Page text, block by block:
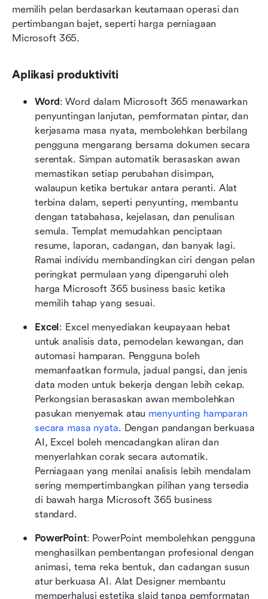
memilih pelan berdasarkan keutamaan operasi dan
pertimbangan bajet, seperti harga perniagaan
Microsoft 365.
Aplikasi produktiviti
Word: Word dalam Microsoft 365 menawarkan
penyuntingan lanjutan, pemformatan pintar, dan
kerjasama masa nyata, membolehkan berbilang
pengguna mengarang bersama dokumen secara
serentak. Simpan automatik berasaskan awan
memastikan setiap perubahan disimpan,
walaupun ketika bertukar antara peranti. Alat
terbina dalam, seperti penyunting, membantu
dengan tatabahasa, kejelasan, dan penulisan
semula. Templat memudahkan penciptaan
resume, laporan, cadangan, dan banyak lagi.
Ramai individu membandingkan ciri dengan pelan
peringkat permulaan yang dipengaruhi oleh
harga Microsoft 365 business basic ketika
memilih tahap yang sesuai.
Excel: Excel menyediakan keupayaan hebat
untuk analisis data, pemodelan kewangan, dan
automasi hamparan. Pengguna boleh
memanfaatkan formula, jadual pangsi, dan jenis
data moden untuk bekerja dengan lebih cekap.
Perkongsian berasaskan awan membolehkan
pasukan menyemak atau menyunting hamparan
secara masa nyata. Dengan pandangan berkuasa
AI, Excel boleh mencadangkan aliran dan
menyerlahkan corak secara automatik.
Perniagaan yang menilai analisis lebih mendalam
sering mempertimbangkan pilihan yang tersedia
di bawah harga Microsoft 365 business
standard.
PowerPoint: PowerPoint membolehkan pengguna
menghasilkan pembentangan profesional dengan
animasi, tema reka bentuk, dan cadangan susun
atur berkuasa AI. Alat Designer membantu
memperhalusi estetika slaid tanpa pemformatan